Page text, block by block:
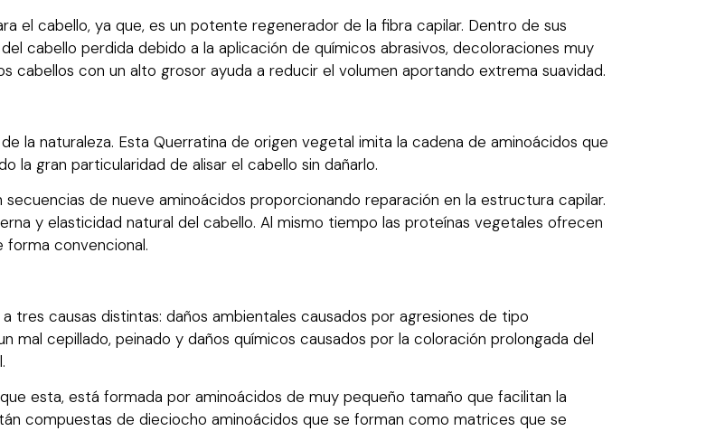
el cabello, ya que, es un potente regenerador de la fibra capilar. Dentro de sus
cabello perdida debido a la aplicación de químicos abrasivos, decoloraciones muy
cabellos con un alto grosor ayuda a reducir el volumen aportando extrema suavidad.
la naturaleza. Esta Querratina de origen vegetal imita la cadena de aminoácidos que
la gran particularidad de alisar el cabello sin dañarlo.
de nueve aminoácidos proporcionando reparación en la estructura capilar.
y elasticidad natural del cabello. Al mismo tiempo las proteínas vegetales ofrecen
forma convencional.
tres causas distintas: daños ambientales causados por agresiones de tipo
mal cepillado, peinado y daños químicos causados por la coloración prolongada del
esta, está formada por aminoácidos de muy pequeño tamaño que facilitan la
compuestas de dieciocho aminoácidos que se forman como matrices que se